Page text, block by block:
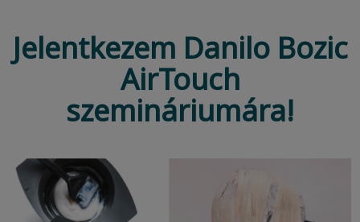
Jelentkezem Danilo Bozic
AirTouch
szemináriumára!